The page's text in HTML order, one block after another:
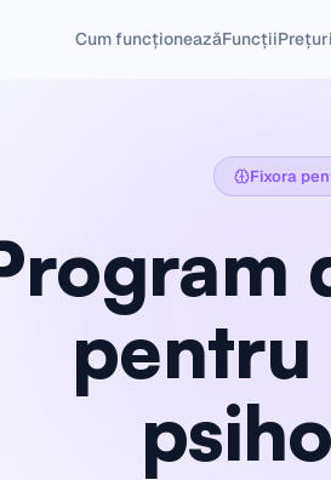
Cum funcționeazăFuncțiiPrețuri
Fixora
pentru